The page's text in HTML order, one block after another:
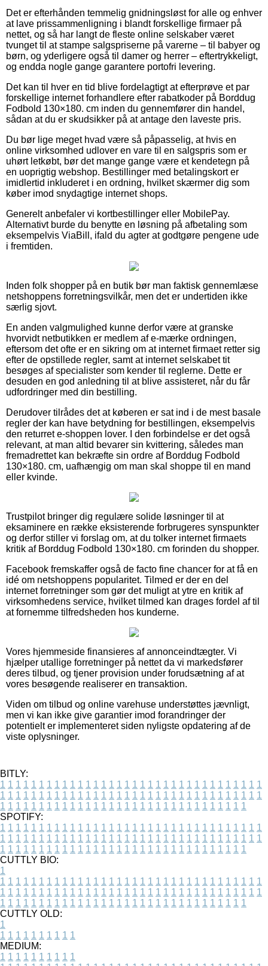
Det er efterhånden temmelig gnidningsløst for alle og enhver
at lave prissammenligning i blandt forskellige firmaer på
nettet, og så har langt de fleste online selskaber været
tvunget til at stampe salgspriserne på varerne – til babyer og
børn, og yderligere også til damer og herrer – eftertrykkeligt,
og endda nogle gange garantere portofri levering.
Det kan til hver en tid blive fordelagtigt at efterprøve et par
forskellige internet forhandlere efter rabatkoder på Borddug
Fodbold 130×180. cm inden du gennemfører din handel,
sådan at du er skudsikker på at antage den laveste pris.
Du bør lige meget hvad være så påpasselig, at hvis en
online virksomhed udlover en vare til en salgspris som er
uhørt letkøbt, bør det mange gange være et kendetegn på
en uoprigtig webshop. Bestillinger med betalingskort er
imidlertid inkluderet i en ordning, hvilket skærmer dig som
køber imod snydagtige internet shops.
Generelt anbefaler vi kortbestillinger eller MobilePay.
Alternativt burde du benytte en løsning på afbetaling som
eksempelvis ViaBill, ifald du agter at godtgøre pengene ude
i fremtiden.
Inden folk shopper på en butik bør man faktisk gennemlæse
netshoppens forretningsvilkår, men det er undertiden ikke
særlig sjovt.
En anden valgmulighed kunne derfor være at granske
hvorvidt netbutikken er medlem af e-mærke ordningen,
eftersom det ofte er en sikring om at internet firmaet retter sig
efter de opstillede regler, samt at internet selskabet tit
besøges af specialister som kender til reglerne. Dette er
desuden en god anledning til at blive assisteret, når du får
udfordringer med din bestilling.
Derudover tilrådes det at køberen er sat ind i de mest basale
regler der kan have betydning for bestillingen, eksempelvis
den returret e-shoppen lover. I den forbindelse er det også
relevant, at man altid bevarer sin kvittering, således man
fremadrettet kan bekræfte sin ordre af Borddug Fodbold
130×180. cm, uafhængig om man skal shoppe til en mand
eller kvinde.
Trustpilot bringer dig regulære solide løsninger til at
eksaminere en række eksisterende forbrugeres synspunkter
og derfor stiller vi forslag om, at du tolker internet firmaets
kritik af Borddug Fodbold 130×180. cm forinden du shopper.
Facebook fremskaffer også de facto fine chancer for at få en
idé om netshoppens popularitet. Tilmed er der en del
internet forretninger som gør det muligt at ytre en kritik af
virksomhedens service, hvilket tilmed kan drages fordel af til
at fornemme tilfredsheden hos kunderne.
Vores hjemmeside finansieres af annonceindtægter. Vi
hjælper utallige forretninger på nettet da vi markedsfører
deres tilbud, og tjener provision under forudsætning af at
vores besøgende realiserer en transaktion.
Viden om tilbud og online varehuse understøttes jævnligt,
men vi kan ikke give garantier imod forandringer der
potentielt er implementeret siden nyligste opdatering af de
viste oplysninger.
BITLY:
1 1 1 1 1 1 1 1 1 1 1 1 1 1 1 1 1 1 1 1 1 1 1 1 1 1 1 1 1 1 1 1 1 1
1 1 1 1 1 1 1 1 1 1 1 1 1 1 1 1 1 1 1 1 1 1 1 1 1 1 1 1 1 1 1 1 1 1
1 1 1 1 1 1 1 1 1 1 1 1 1 1 1 1 1 1 1 1 1 1 1 1 1 1 1 1 1 1 1 1
SPOTIFY:
1 1 1 1 1 1 1 1 1 1 1 1 1 1 1 1 1 1 1 1 1 1 1 1 1 1 1 1 1 1 1 1 1 1
1 1 1 1 1 1 1 1 1 1 1 1 1 1 1 1 1 1 1 1 1 1 1 1 1 1 1 1 1 1 1 1 1 1
1 1 1 1 1 1 1 1 1 1 1 1 1 1 1 1 1 1 1 1 1 1 1 1 1 1 1 1 1 1 1 1
CUTTLY BIO:
1
1 1 1 1 1 1 1 1 1 1 1 1 1 1 1 1 1 1 1 1 1 1 1 1 1 1 1 1 1 1 1 1 1 1
1 1 1 1 1 1 1 1 1 1 1 1 1 1 1 1 1 1 1 1 1 1 1 1 1 1 1 1 1 1 1 1 1 1
1 1 1 1 1 1 1 1 1 1 1 1 1 1 1 1 1 1 1 1 1 1 1 1 1 1 1 1 1 1 1 1
CUTTLY OLD:
1
1 1 1 1 1 1 1 1 1 1
MEDIUM:
1 1 1 1 1 1 1 1 1 1